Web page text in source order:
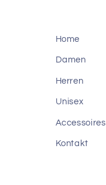
Home
Damen
Herren
Unisex
Accessoires
Kontakt